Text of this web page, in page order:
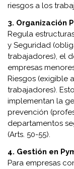
riesgos a los
3. Organización
Regula
y Seguridad
trabajadores), el
empresas
Riesgos (exigible
trabajadores).
implementan la
prevención
departamentos
(Arts. 50-55).
4. Gestión en
Para empresas